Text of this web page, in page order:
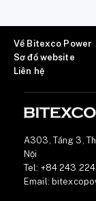
Về Bitexco Power
Sơ đồ website
Liên hệ
A303, Tầng 3,
Nội
Tel: +84 243
Email: